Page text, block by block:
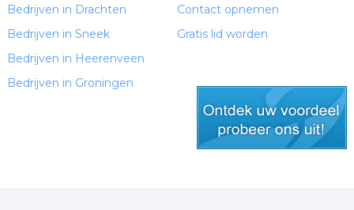
Bedrijven in Drachten
Bedrijven in Sneek
Bedrijven in Heerenveen
Bedrijven in Groningen
Contact opnemen
Gratis lid worden